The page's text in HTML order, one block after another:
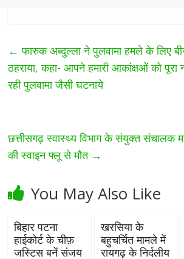
← फारुक अब्दुल्ला ने पुलवामा हमले के लिए
ठहराया, कहा- आपने हमारी आकांक्षओं को पूरा
रही पुलवामा जैसी घटनाये
छत्तीसगढ़ स्वास्थ्य विभाग के संयुक्त संचालक
की स्वाइन फ्लू से मौत →
You May Also Like
बिहार पटना
हाईकोर्ट के चीफ़
जस्टिस बनें संजय
खरसिया के
बहुचर्चित मामले में
रायगढ़ के निर्दलीय